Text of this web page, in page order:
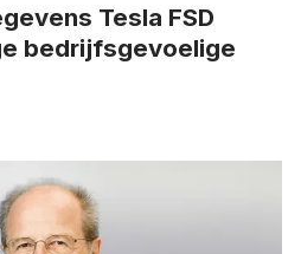
Tesla FSD
bedrijfsgevoelige